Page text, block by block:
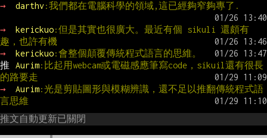
→
darthv:我們都在電腦科學的領域,這已經夠窄夠專了.
→ kerickuo:但是其實也很廣大。最近有個 sikuli 還頗有
趣，也許有機
→
kerickuo:會整個顛覆傳統程式語言的思維。
推
Aurim:比起用webcam或電磁感應筆寫code，sikuil還有很長
的路要走
→
Aurim:光是剪貼圖形與模糊辨識，還不足以推翻傳統程式語
言思維
推文自動更新已關閉